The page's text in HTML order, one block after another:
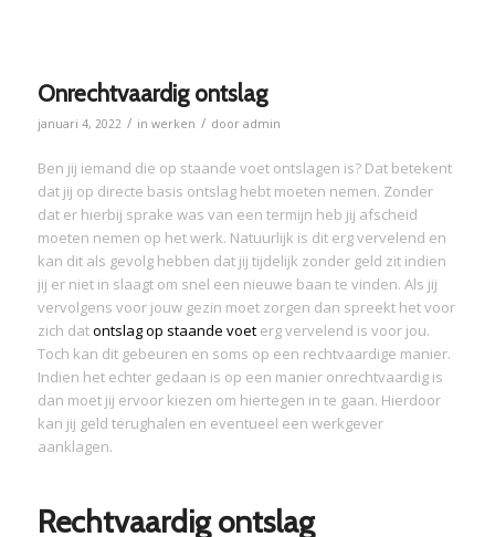
Onrechtvaardig ontslag
januari 4, 2022 / in werken / door admin
Ben jij iemand die op staande voet ontslagen is? Dat betekent
dat jij op directe basis ontslag hebt moeten nemen. Zonder
dat er hierbij sprake was van een termijn heb jij afscheid
moeten nemen op het werk. Natuurlijk is dit erg vervelend en
kan dit als gevolg hebben dat jij tijdelijk zonder geld zit indien
jij er niet in slaagt om snel een nieuwe baan te vinden. Als jij
vervolgens voor jouw gezin moet zorgen dan spreekt het voor
zich datontslag op staande voeterg vervelend is voor jou.
Toch kan dit gebeuren en soms op een rechtvaardige manier.
Indien het echter gedaan is op een manier onrechtvaardig is
dan moet jij ervoor kiezen om hiertegen in te gaan. Hierdoor
kan jij geld terughalen en eventueel een werkgever
aanklagen.
Rechtvaardig ontslag